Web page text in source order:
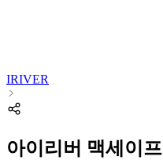
IRIVER
아이리버 맥세이